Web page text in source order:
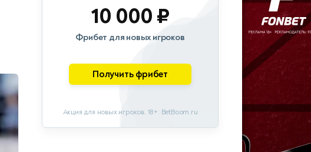
10 000 ₽
Фрибет для новых игроков
Получить фрибет
Акция для новых игроков. 18+. BetBoom.ru